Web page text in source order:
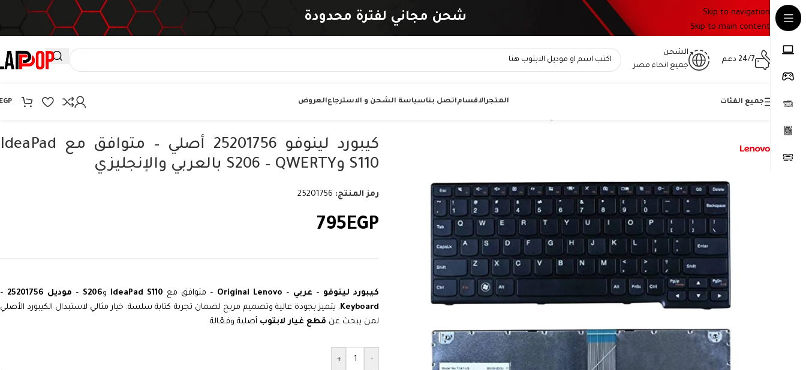
Skip to navigation
Skip to main content
شحن مجاني لفترة محدودة
24/7 دعم
الشحن
جميع انحاء مصر
جميع الفئات المتجرالاقساماتصل بناسياسة الشحن و الاسترجاعالعروض
كيبورد لينوفو 25201756 أصلي – متوافق مع IdeaPad
S110 وS206 – QWERTY بالعربي والإنجليزي
رمز المنتج: 25201756
795EGP
كيبورد لينوفو – عربي –
Original Lenovo – متوافق مع IdeaPad S110 وS206
– موديل 25201756
–
Keyboard. يتميز بجودة عالية وتصميم مريح لضمان تجربة كتابة سلسة. خيار مثالي لاستبدال الكيبورد الأصلي
لمن يبحث عن قطع غيار لابتوب أصلية وفعّالة.
-
+